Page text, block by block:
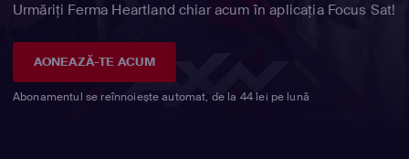
Urmăriți Ferma Heartland chiar acum în aplicația Focus Sat!
AONEAZĂ-TE ACUM
Abonamentul se reînnoiește automat, de la 44 lei pe lună